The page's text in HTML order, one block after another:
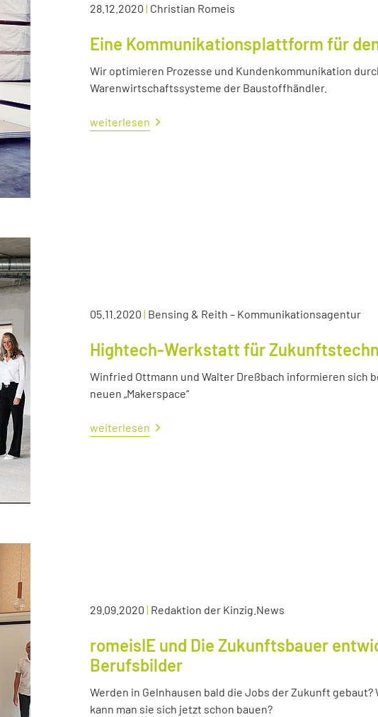
28.12.2020 | Christian Romeis
Eine Kommunikationsplattform für
Wir optimieren Prozesse und Kundenkommunikation
Warenwirtschaftssysteme der Baustoffhändler.
weiterlesen
05.11.2020 | Bensing & Reith – Kommunikationsagentur
Hightech-Werkstatt für
Winfried Ottmann und Walter Dreßbach informieren sich
neuen „Makerspace“
weiterlesen
29.09.2020 | Redaktion der Kinzig.News
romeisIE und Die Zukunftsbauer
Berufsbilder
Werden in Gelnhausen bald die Jobs der Zukunft
kann man sie sich jetzt schon bauen?